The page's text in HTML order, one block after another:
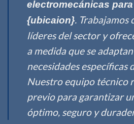
electromecánicas
{ubicaion}. Trabajamos
líderes del sector y
a medida que se
necesidades específicas
Nuestro equipo técnico
previo para garantizar
óptimo, seguro y